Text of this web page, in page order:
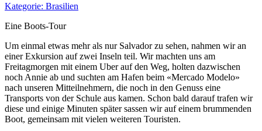
Kategorie: Brasilien
Eine Boots-Tour
Um einmal etwas mehr als nur Salvador zu sehen, nahmen wir an
einer Exkursion auf zwei Inseln teil. Wir machten uns am
Freitagmorgen mit einem Uber auf den Weg, holten dazwischen
noch Annie ab und suchten am Hafen beim «Mercado Modelo»
nach unseren Mitteilnehmern, die noch in den Genuss eine
Transports von der Schule aus kamen. Schon bald darauf trafen wir
diese und einige Minuten später sassen wir auf einem brummenden
Boot, gemeinsam mit vielen weiteren Touristen.